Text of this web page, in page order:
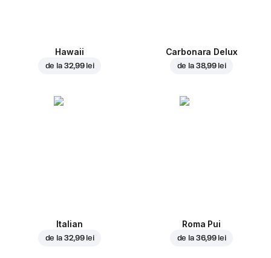
Hawaii
de la 32,99 lei
Carbonara Delux
de la 38,99 lei
Italian
de la 32,99 lei
Roma Pui
de la 36,99 lei